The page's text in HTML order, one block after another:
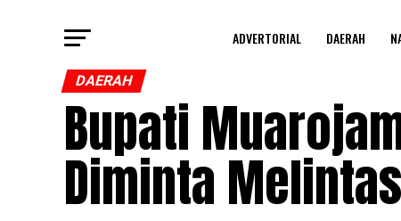
ADVERTORIAL DAERAH
DAERAH
Bupati
Diminta